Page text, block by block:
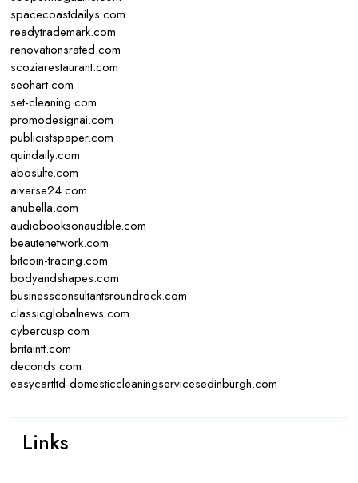
spacecoastdailys.com
readytrademark.com
renovationsrated.com
scoziarestaurant.com
seohart.com
set-cleaning.com
promodesignai.com
publicistspaper.com
quindaily.com
abosulte.com
aiverse24.com
anubella.com
audiobooksonaudible.com
beautenetwork.com
bitcoin-tracing.com
bodyandshapes.com
businessconsultantsroundrock.com
classicglobalnews.com
cybercusp.com
britaintt.com
deconds.com
easycartltd-domesticcleaningservicesedinburgh.com
Links